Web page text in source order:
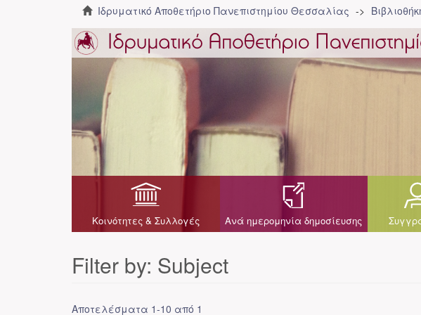
Ιδρυματικό Αποθετήριο Πανεπιστημίου Θεσσαλίας
Κοινότητες & Συλλογές Ανά ημερομηνία δημοσίευσης
Filter by: Subject
Αποτελέσματα 1-10 από 1